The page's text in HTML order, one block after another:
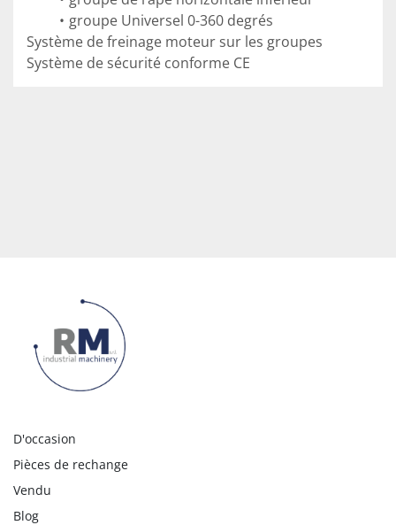
groupe Universel 0-360 degrés
Système de freinage moteur sur les groupes
Système de sécurité conforme CE
D'occasion
Pièces de rechange
Vendu
Blog